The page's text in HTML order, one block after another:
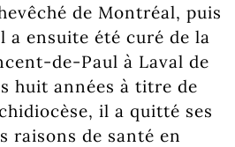
de Montréal, puis
a ensuite été curé de la
de-Paul à Laval de
huit années à titre de
il a quitté ses
raisons de santé en